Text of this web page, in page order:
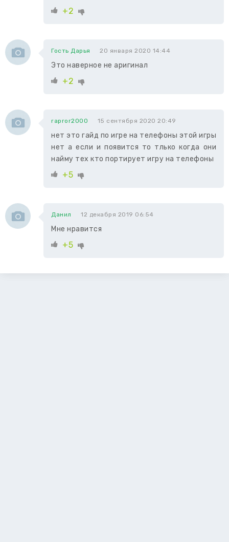
+2
Гость Дарья 20 января 2020 14:44
Это наверное не аригинал
+2
rapror2000 15 сентября 2020 20:49
нет это гайд по игре на телефоны этой игры
нет а если и появится то тлько когда они
найму тех кто портирует игру на телефоны
+5
Данил 12 декабря 2019 06:54
Мне нравится
+5